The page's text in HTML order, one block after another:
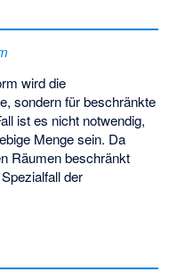
wird die
sondern für beschränkte
ist es nicht notwendig,
Menge sein. Da
Räumen beschränkt
der